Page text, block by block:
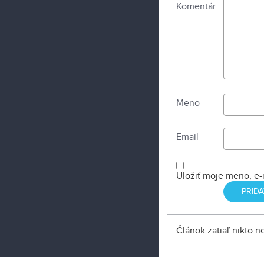
Komentár
Meno
Email
Uložiť moje meno,
Článok zatiaľ nikto